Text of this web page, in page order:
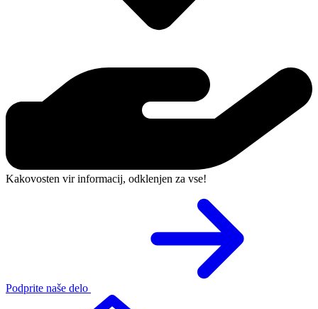
Kakovosten vir informacij, odklenjen za vse!
Podprite naše delo